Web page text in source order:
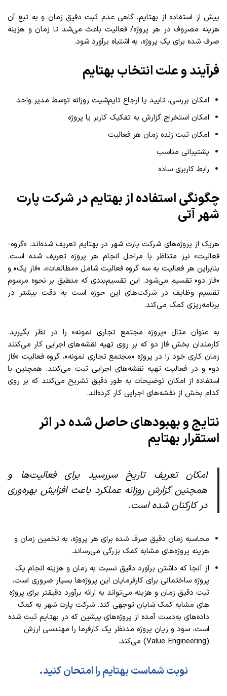
پیش از استفاده از بهتایم، گاهی عدم ثبت دقیق زمان و به‌ ­تبع آن
هزینه مصروف در هر پروژه/ فعالیت باعث می­‌شد تا زمان و هزینه
صرف شده برای یک پروژه، به­‌ اشتباه برآورد شود.
فرآیند و علت انتخاب بهتایم
امکان بررسی، تایید یا ارجاع تایم­‌شیت روزانه توسط مدیر واحد
امکان استخراج گزارش به تفکیک کاربر یا پروژه
امکان ثبت زنده زمان هر فعالیت
پشتیبانی مناسب
رابط کاربری ساده
چگونگی استفاده از بهتایم در شرکت پارت
شهر آتی
هریک از پروژه­‌های شرکت پارت شهر در بهتایم تعریف شده‌­اند. «گروه­
فعالیت» نیز متناظر با مراحل انجام هر پروژه تعریف شده است.
بنابراین هر فعالیت به سه گروه فعالیت شامل «مطالعات»، «فاز یک» و
«فاز دو» تقسیم می­‌شود. این تقسیم‌­بندی که منطبق بر نحوه مرسوم
تقسیم وظایف در شرکت­‌های این حوزه است به دقت بیشتر در
برنامه‌­ریزی کمک می‌­کند.
به عنوان مثال «پروژه مجتمع تجاری نمونه» را در نظر بگیرید.
کارمندان بخش فاز دو که بر روی تهیه نقشه­‌های اجرایی کار می­‌کنند
زمان کاری خود را در پروژه «مجتمع تجاری نمونه»، گروه فعالیت «فاز
دو» و در فعالیت تهیه نقشه‌های اجرایی ثبت می­‌کنند. همچنین با
استفاده از امکان توضیحات به طور دقیق تشریح می‌کنند که بر روی
کدام بخش از نقشه­‌های اجرایی کار کرده‌­اند.
نتایج و بهبود‌های حاصل شده در اثر
استقرار بهتایم
امکان تعریف تاریخ سررسید برای فعالیت­‌ها و
همچنین گزارش روزانه عملکرد باعث افزایش بهره‌وری
در کارکنان شده است.
محاسبه زمان دقیق صرف­ شده برای هر پروژه، به تخمین زمان و
هزینه پروژه‌­های مشابه کمک بزرگی می­‌رساند.
از آنجا که داشتن برآورد دقیق نسبت به زمان و هزینه انجام یک
پروژه ساختمانی برای کارفرمایان این پروژه­‌ها بسیار ضروری است،
ثبت دقیق زمان و هزینه می­‌تواند به ارائه برآورد دقیق­تر برای پروژه­‌
های مشابه کمک شایان توجهی کند. شرکت پارت­ شهر به کمک
داده‌­ها‌ی به‌­دست آمده از پروژه­‌های پیشین که در به­تایم ثبت شده
است، سود و زیان پروژه مدنظر یک کارفرما را مهندسی ارزش
(Value Engineering) می­‌کند.
نوبت شماست بهتایم را امتحان کنید.